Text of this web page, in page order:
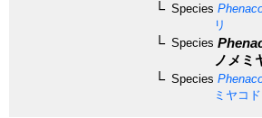
Species
リ
Species
ノメミ
Species
ミヤコド